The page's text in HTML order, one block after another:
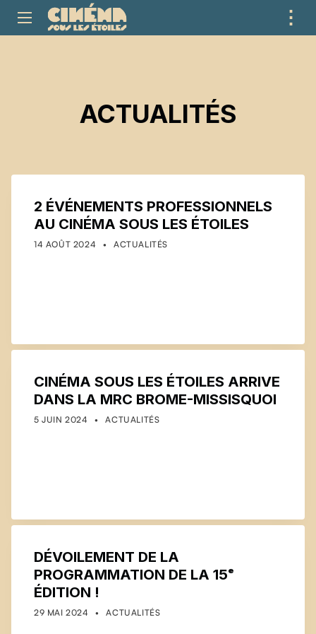
⋮
ACTUALITÉS
2 ÉVÉNEMENTS PROFESSIONNELS
AU CINÉMA SOUS LES ÉTOILES
POSTED ON:
14 AOÛT 2024 WRITTEN BY:
COMMUNICATIONS
CATEGORIZED IN:
ACTUALITÉS
CINÉMA SOUS LES ÉTOILES ARRIVE
DANS LA MRC BROME-MISSISQUOI
POSTED ON:
5 JUIN 2024 WRITTEN BY:
COMMUNICATIONS
CATEGORIZED IN:
ACTUALITÉS
DÉVOILEMENT DE LA
PROGRAMMATION DE LA 15ᵉ
ÉDITION !
POSTED ON:
29 MAI 2024 WRITTEN BY:
COMMUNICATIONS
CATEGORIZED IN:
ACTUALITÉS